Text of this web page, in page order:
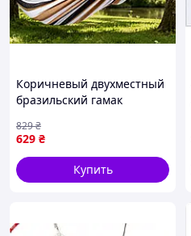
Коричневый двухместный
бразильский гамак
планкой / подвесные
качели для садового
отдыха
629 ₴
829₴
Купить